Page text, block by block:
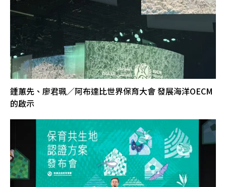
鍾蕙先、廖君珮／阿布達比世界保育大會 發展海洋OECM
的啟示